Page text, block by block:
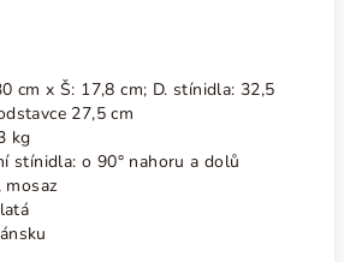
cm x Š: 17,8 cm; D. stínidla: 32,5
27,5 cm
kg
stínidla: o 90° nahoru a dolů
mosaz